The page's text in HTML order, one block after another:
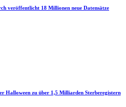
veröffentlicht 18 Millionen neue Datensätze
Halloween zu über 1,5 Milliarden Sterberegistern